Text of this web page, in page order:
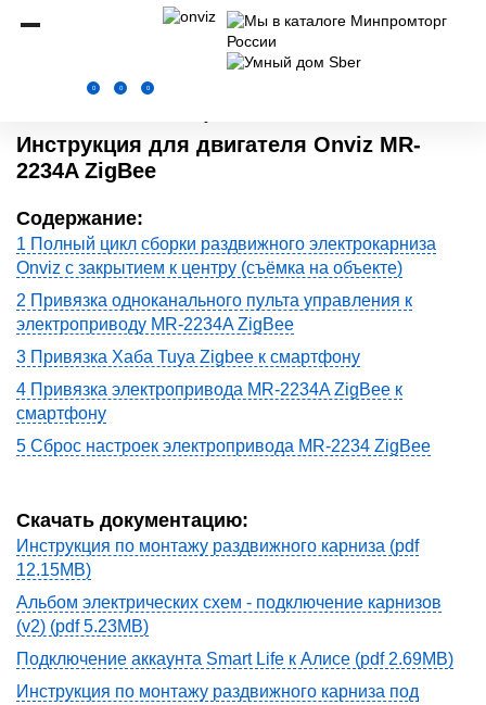
0 0 0
Инструкции к раздвижным электрокарнизам
Инструкция для двигателя Onviz MR-
2234A ZigBee
Содержание:
1 Полный цикл сборки раздвижного электрокарниза
Onviz с закрытием к центру (съёмка на объекте)
2 Привязка одноканального пульта управления к
электроприводу MR-2234A ZigBee
3 Привязка Хаба Tuya Zigbee к смартфону
4 Привязка электропривода MR-2234A ZigBee к
смартфону
5 Сброс настроек электропривода MR-2234 ZigBee
Скачать документацию:
Инструкция по монтажу раздвижного карниза (pdf
12.15MB)
Альбом электрических схем - подключение карнизов
(v2) (pdf 5.23MB)
Подключение аккаунта Smart Life к Алисе (pdf 2.69MB)
Инструкция по монтажу раздвижного карниза под